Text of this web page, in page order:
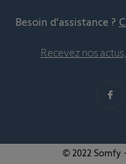
Besoin d’assistance ?
Recevez nos
© 2022 Somfy